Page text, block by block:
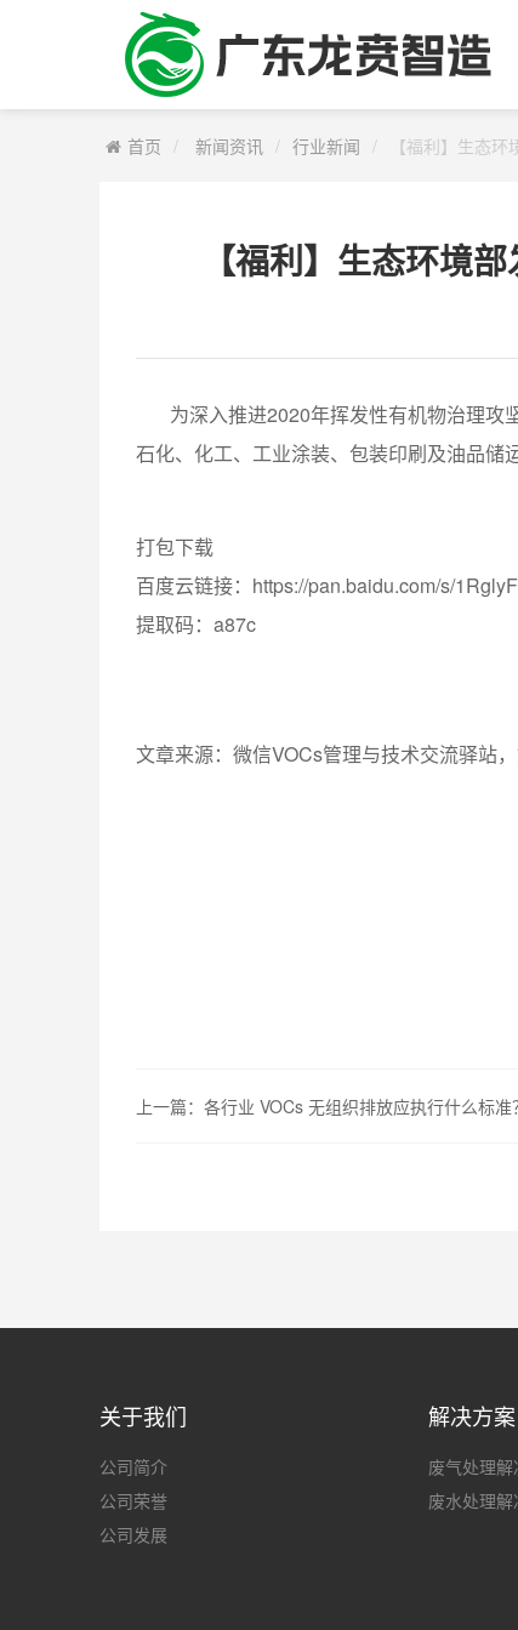
首页 新闻资讯 行业新闻 【福利】生态
【福利】生态环境
为深入推进2020年挥发性有机物治理攻
石化、化工、工业涂装、包装印刷及油品储
打包下载
百度云链接：https://pan.baidu.com/s/
提取码：a87c
文章来源：微信VOCs管理与技术交流驿站
上一篇： 各行业 VOCs 无组织排放应执行什么标准
关于我们
公司简介
公司荣誉
公司发展
解决方案
废气处理解
废水处理解